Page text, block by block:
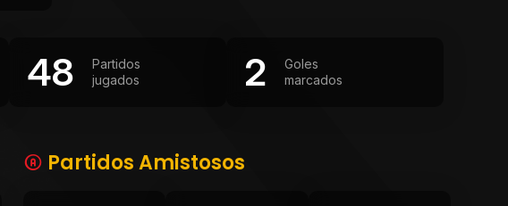
48
Partidos
jugados
2
Goles
marcados
Partidos Amistosos